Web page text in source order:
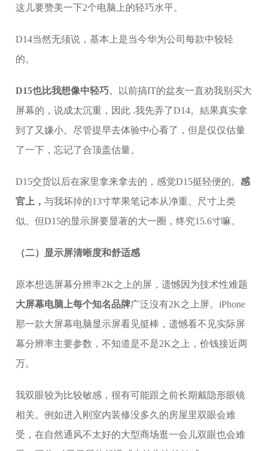
这儿要赞美一下2个电脑上的轻巧水平。
D14当然无须说，基本上是当今华为公司每款中较轻
的。
D15也比我想像中轻巧。以前搞IT的盆友一直劝我别买大
屏幕的，说成太沉重，因此 .我先弄了D14。結果真实拿
到了又嫌小。尽管提早去体验中心看了，但是仅仅估量
了一下，忘记了合顶盖估量。
D15交货以后在家里拿来拿去的，感觉D15挺轻便的。感
官上，与我坏掉的13寸苹果笔记本从净重、尺寸上类
似。但D15的显示屏要显著的大一圈，终究15.6寸嘛。
（二）显示屏清晰度和舒适感
原本想选屏幕分辨率2K之上的屏，遗憾因为技术性难题
大屏幕电脑上每个知名品牌广泛沒有2K之上屏。iPhone
那一款大屏幕电脑显示屏看见挺棒，遗憾看不见实际屏
幕分辨率主要参数，不知道是不是2K之上，价钱接近两
万。
我双眼较为比较敏感，很有可能跟之前长期戴隐形眼镜
相关。例如进入刚室内装修没多久的房屋里双眼会难
受，在自然通风不太好的大型商场逛一会儿双眼也会难